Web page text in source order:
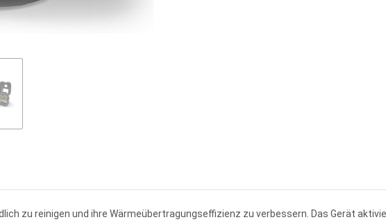
zu reinigen und ihre Wärmeübertragungseffizienz zu verbessern. Das Gerät